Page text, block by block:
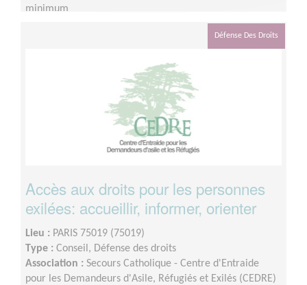
minimum
Défense Des Droits
Accès aux droits pour les personnes
exilées: accueillir, informer, orienter
Lieu : PARIS 75019 (75019)
Type : Conseil, Défense des droits
Association : Secours Catholique - Centre d'Entraide
pour les Demandeurs d'Asile, Réfugiés et Exilés (CEDRE)